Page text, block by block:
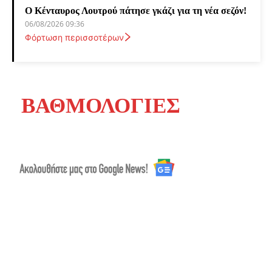
Ο Κένταυρος Λουτρού πάτησε γκάζι για τη νέα σεζόν!
06/08/2026 09:36
Φόρτωση περισσοτέρων
ΒΑΘΜΟΛΟΓΙΕΣ